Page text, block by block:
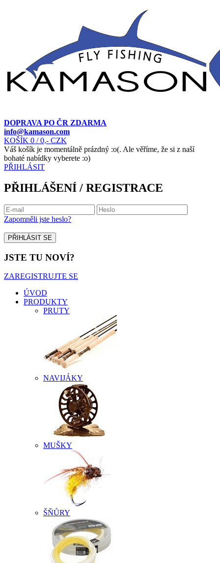
DOPRAVA PO ČR ZDARMA
info@kamason.com
KOŠÍK 0 / 0,- CZK
Váš košík je momentálně prázdný :o(. Ale věříme, že si z naší
bohaté nabídky vyberete :o)
PŘIHLÁSIT
PŘIHLÁŠENÍ / REGISTRACE
Zapomněli jste heslo?
JSTE TU NOVÍ?
ZAREGISTRUJTE SE
ÚVOD
PRODUKTY
PRUTY
NAVIJÁKY
MUŠKY
ŠŇŮRY